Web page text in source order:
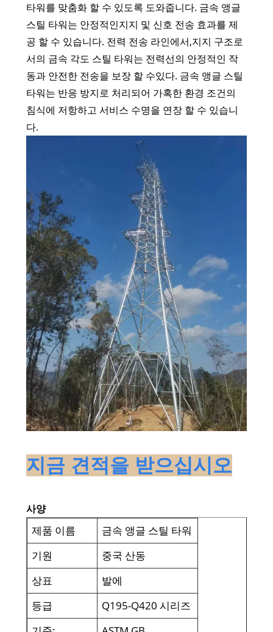
타워를 맞춤화 할 수 있도록 도와줍니다. 금속 앵글
스틸 타워는 안정적인지지 및 신호 전송 효과를 제
공 할 수 있습니다. 전력 전송 라인에서,지지 구조로
서의 금속 각도 스틸 타워는 전력선의 안정적인 작
동과 안전한 전송을 보장 할 수있다. 금속 앵글 스틸
타워는 반응 방지로 처리되어 가혹한 환경 조건의
침식에 저항하고 서비스 수명을 연장 할 수 있습니
다.
지금 견적을 받으십시오
사양
제품 이름
금속 앵글 스틸 타워
기원
중국 산동
상표
발에
등급
Q195-Q420 시리즈